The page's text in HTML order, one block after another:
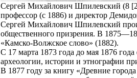
Сергей Михайлович Шпилевский (8
профессор (с 1886) и директор
Сергей Михайлович Шпилевский
общественного призрения. В
«Камско-Волжское слово» (1882).
С 17 марта 1873 года до мая 1876
археологии, истории и этнографии
В 1877 году за книгу «Древние